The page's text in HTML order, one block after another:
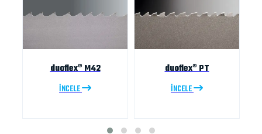
duoflex® M42
İNCELE
duoflex® PT
İNCELE